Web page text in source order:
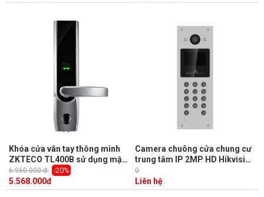
Khóa cửa vân tay thông minh
ZKTECO TL400B sử dụng mật
khẩu / thẻ / chìa khóa /
Bluetooth, vỏ kim loại, khóa
cửa bằng một lần đóng
6.960.000 đ -20%
5.568.000đ
Camera chuông cửa chung cư
trung tâm IP 2MP HD Hikvision
DS-KD3003-E6 LCD TFT
3.5inch, Mifare card
0
Liên hệ